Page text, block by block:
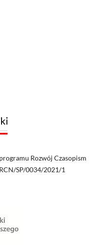
Rozwój Czasopism
SP/0034/2021/1